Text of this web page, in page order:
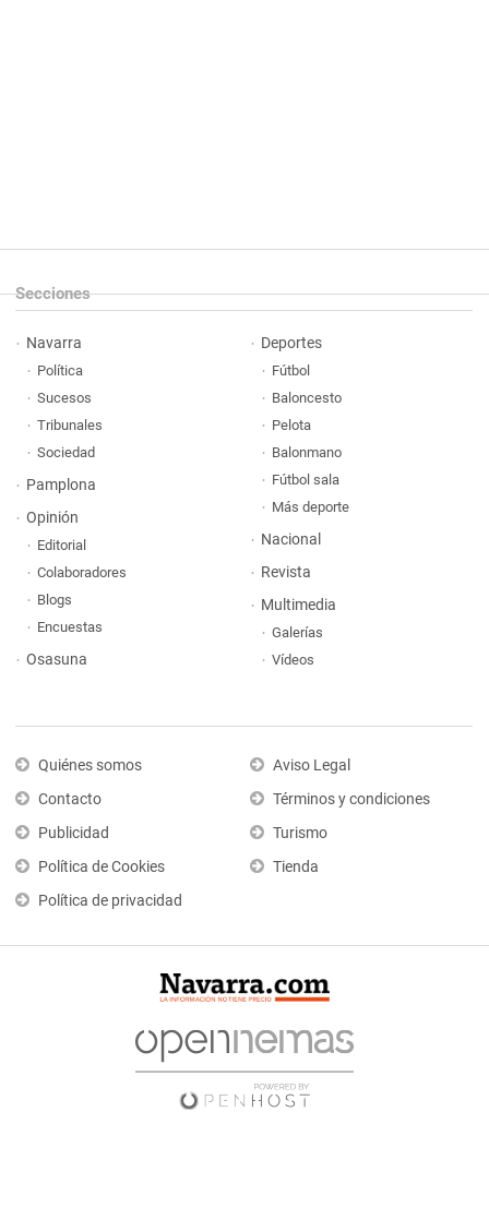
Secciones
Navarra
Política
Sucesos
Tribunales
Sociedad
Pamplona
Opinión
Editorial
Colaboradores
Blogs
Encuestas
Osasuna
Deportes
Fútbol
Baloncesto
Pelota
Balonmano
Fútbol sala
Más deporte
Nacional
Revista
Multimedia
Galerías
Vídeos
Quiénes somos
Contacto
Publicidad
Política de Cookies
Política de privacidad
Aviso Legal
Términos y condiciones
Turismo
Tienda